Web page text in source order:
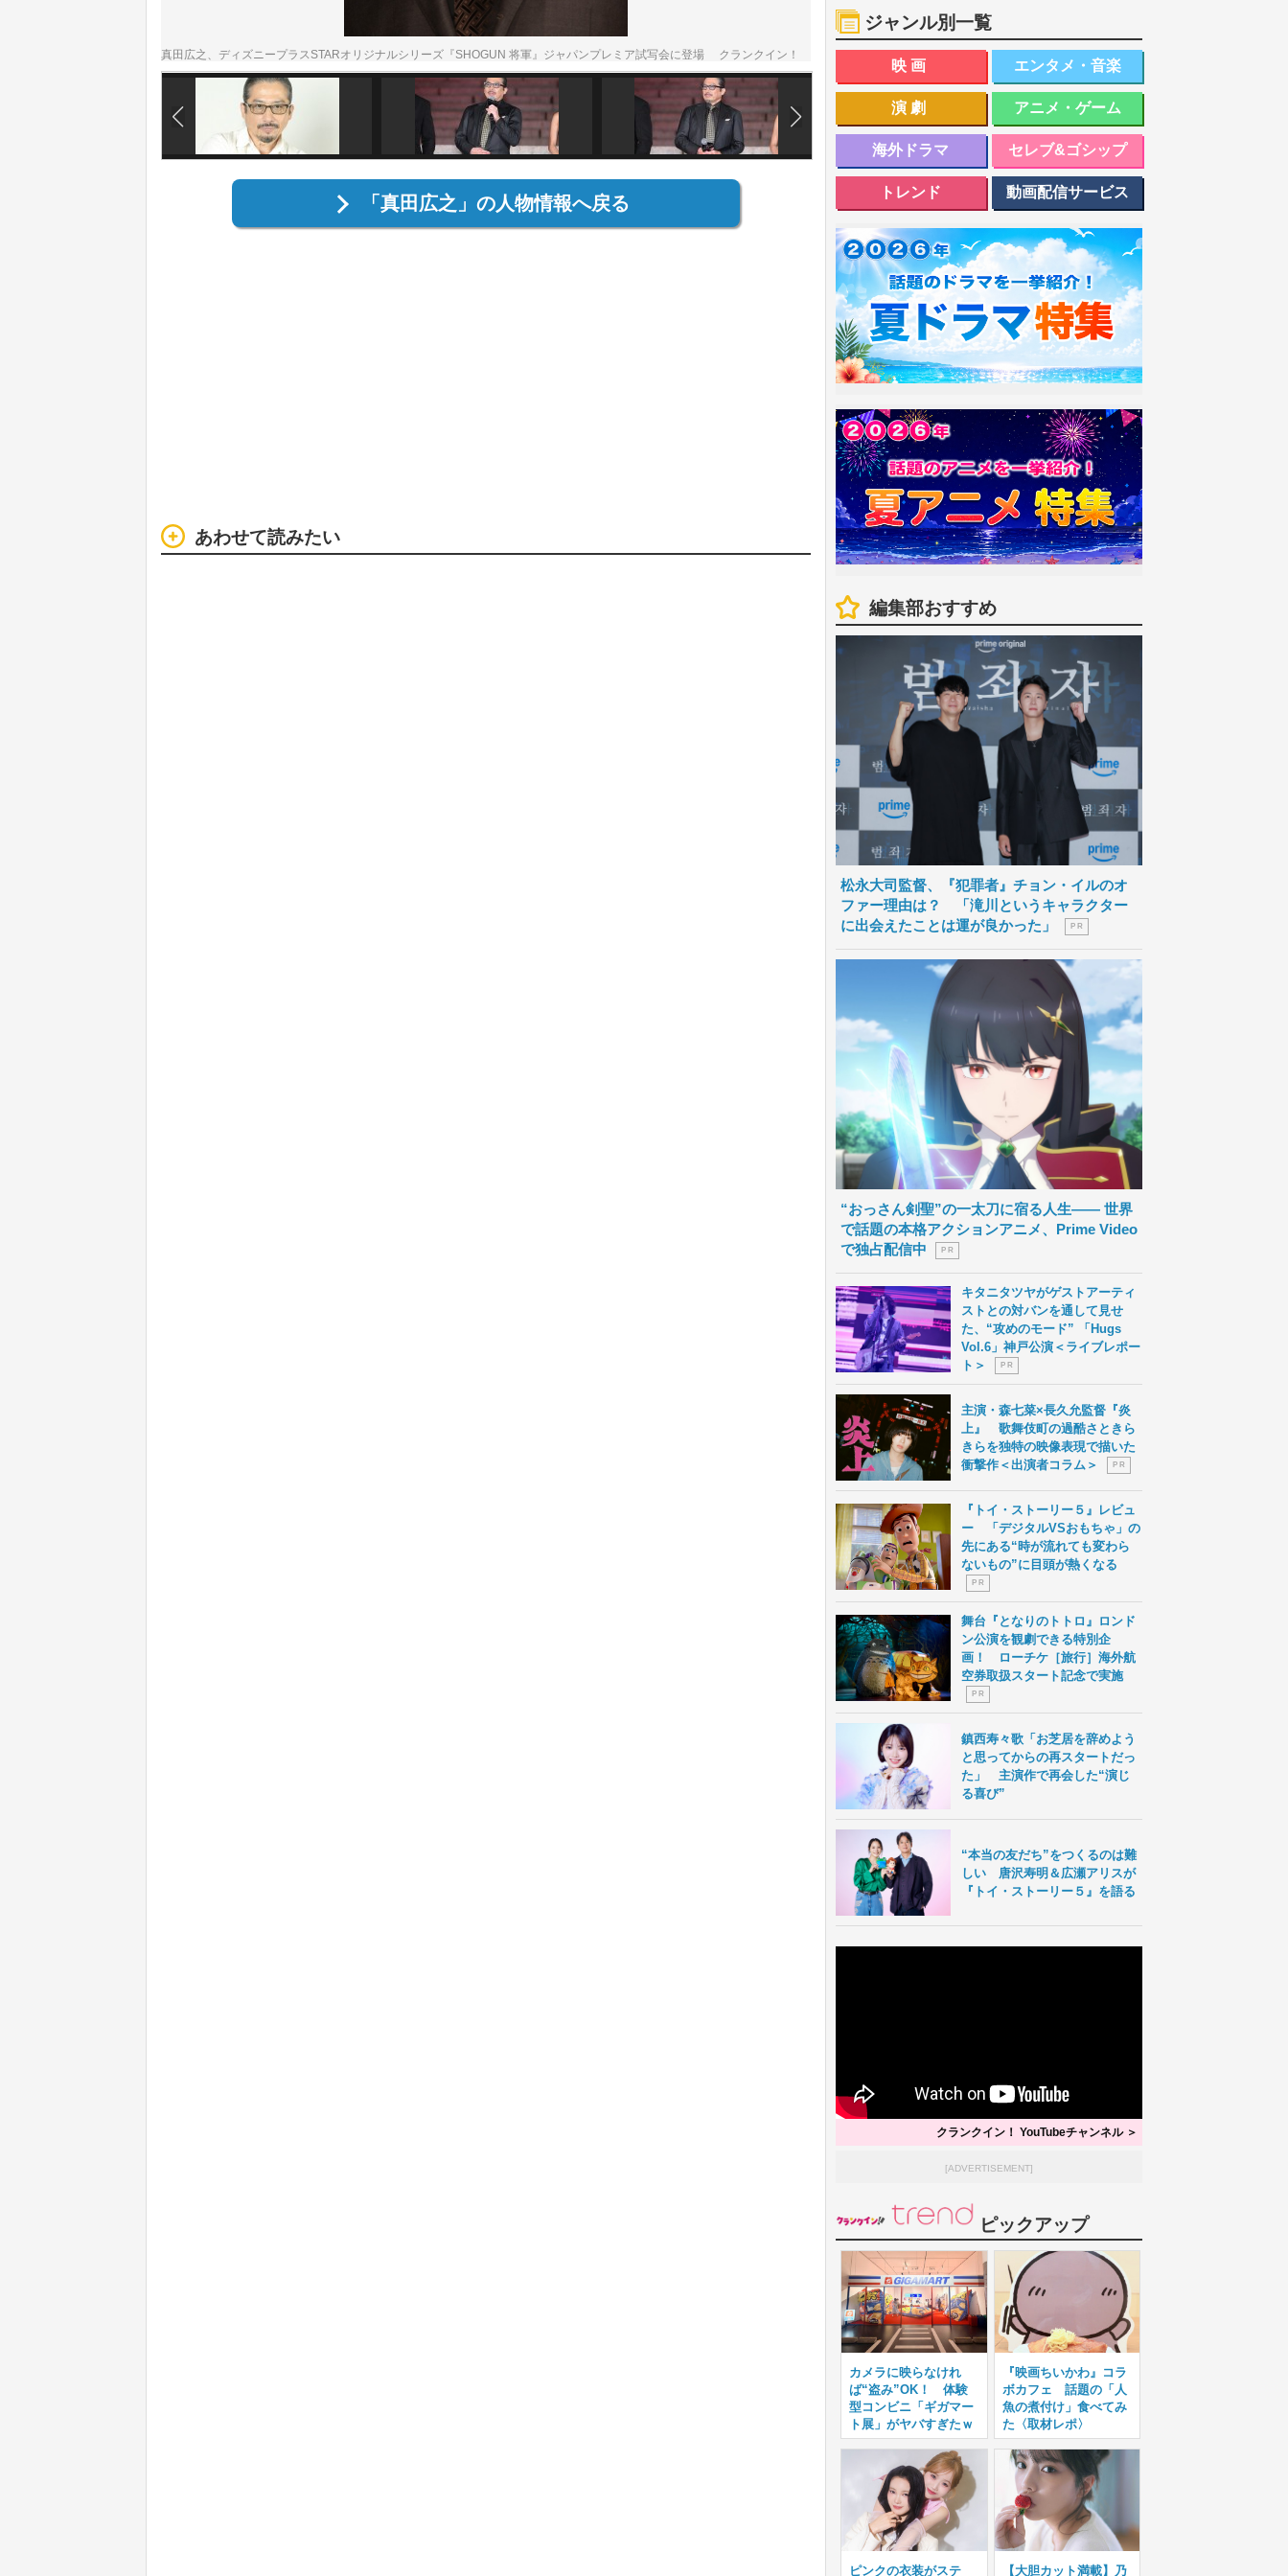
真田広之、ディズニープラスSTARオリジナルシリーズ『SHOGUN 将軍』ジャパンプレミア試写会に登場 クランクイン！
「真田広之」の人物情報へ戻る
あわせて読みたい
ジャンル別一覧
映画 エンタメ・音楽
演劇 アニメ・ゲーム
海外ドラマ セレブ&ゴシップ
トレンド 動画配信サービス
編集部おすすめ
松永大司監督、『犯罪者』チョン・イルのオ
ファー理由は？ 「滝川というキャラクター
に出会えたことは運が良かった」
P R
“おっさん剣聖”の一太刀に宿る人生―― 世界
で話題の本格アクションアニメ、Prime Video
で独占配信中
P R
キタニタツヤがゲストアーティ
ストとの対バンを通して見せ
た、“攻めのモード” 「Hugs
Vol.6」神戸公演＜ライブレポー
ト＞
P R
主演・森七菜×長久允監督『炎
上』 歌舞伎町の過酷さときら
きらを独特の映像表現で描いた
衝撃作＜出演者コラム＞
P R
『トイ・ストーリー５』レビュ
ー 「デジタルVSおもちゃ」の
先にある“時が流れても変わら
ないもの”に目頭が熱くなる
P R
舞台『となりのトトロ』ロンド
ン公演を観劇できる特別企
画！ ローチケ［旅行］海外航
空券取扱スタート記念で実施
P R
鎮西寿々歌「お芝居を辞めよう
と思ってからの再スタートだっ
た」 主演作で再会した“演じ
る喜び”
“本当の友だち”をつくるのは難
しい 唐沢寿明＆広瀬アリスが
『トイ・ストーリー５』を語る
クランクイン！ YouTubeチャンネル ＞
[ADVERTISEMENT]
ピックアップ
カメラに映らなけれ
ば“盗み”OK！ 体験
型コンビニ「ギガマー
ト展」がヤバすぎたｗ
『映画ちいかわ』コラ
ボカフェ 話題の「人
魚の煮付け」食べてみ
た〈取材レポ〉
ピンクの衣装がステ 【大胆カット満載】乃